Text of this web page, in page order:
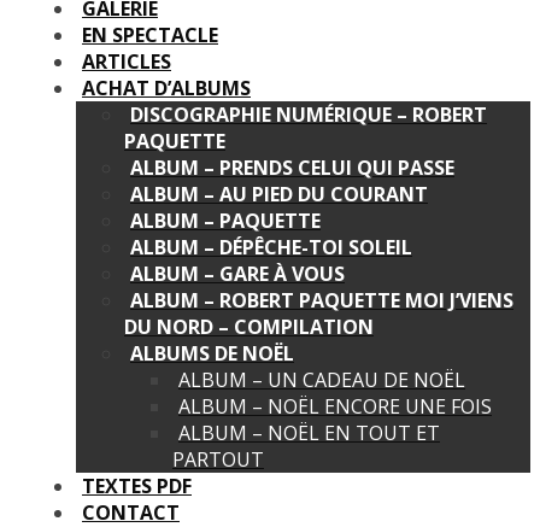
GALERIE
EN SPECTACLE
ARTICLES
ACHAT D’ALBUMS
DISCOGRAPHIE NUMÉRIQUE – ROBERT
PAQUETTE
ALBUM – PRENDS CELUI QUI PASSE
ALBUM – AU PIED DU COURANT
ALBUM – PAQUETTE
ALBUM – DÉPÊCHE-TOI SOLEIL
ALBUM – GARE À VOUS
ALBUM – ROBERT PAQUETTE MOI J’VIENS
DU NORD – COMPILATION
ALBUMS DE NOËL
ALBUM – UN CADEAU DE NOËL
ALBUM – NOËL ENCORE UNE FOIS
ALBUM – NOËL EN TOUT ET
PARTOUT
TEXTES PDF
CONTACT